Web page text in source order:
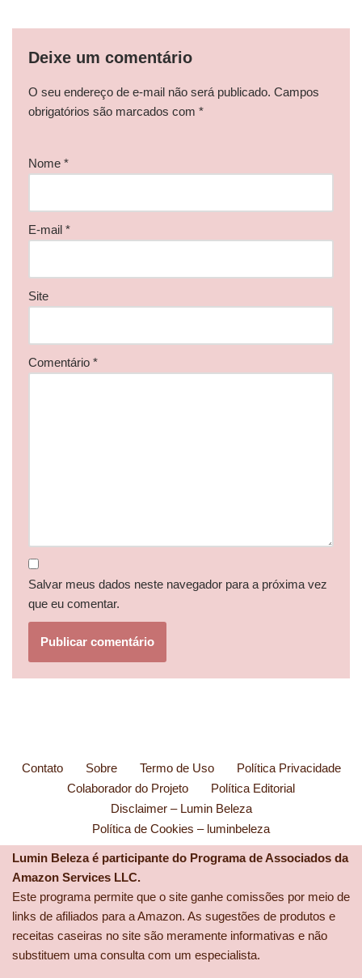
Deixe um comentário
O seu endereço de e-mail não será publicado. Campos
obrigatórios são marcados com *
Nome *
E-mail *
Site
Comentário *
Salvar meus dados neste navegador para a próxima vez
que eu comentar.
Contato Sobre Termo de Uso
Política Privacidade
Colaborador do Projeto
Política Editorial
Disclaimer – Lumin Beleza
Política de Cookies – luminbeleza
Lumin Beleza é participante do Programa de Associados da
Amazon Services LLC.
Este programa permite que o site ganhe comissões por meio de
links de afiliados para a Amazon. As sugestões de produtos e
receitas caseiras no site são meramente informativas e não
substituem uma consulta com um especialista.